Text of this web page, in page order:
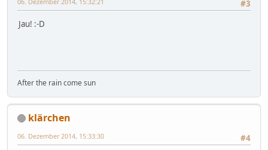
#3
Jau! :-D
After the rain come sun
klärchen
#4
06. Dezember 2014, 15:33:30